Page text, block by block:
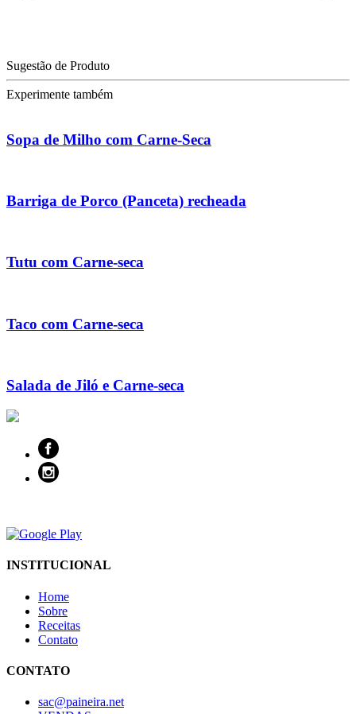
Sugestão de Produto
Experimente também
Sopa de Milho com Carne-Seca
Barriga de Porco (Panceta) recheada
Tutu com Carne-seca
Taco com Carne-seca
Salada de Jiló e Carne-seca
INSTITUCIONAL
Home
Sobre
Receitas
Contato
CONTATO
sac@paineira.net